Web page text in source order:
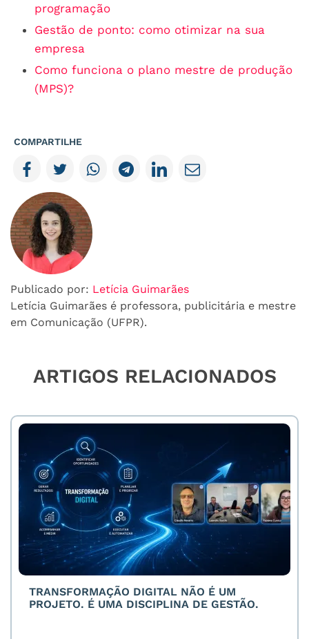
programação
Gestão de ponto: como otimizar na sua
empresa
Como funciona o plano mestre de produção
(MPS)?
COMPARTILHE
Publicado por: Letícia Guimarães
Letícia Guimarães é professora, publicitária e mestre
em Comunicação (UFPR).
ARTIGOS RELACIONADOS
TRANSFORMAÇÃO DIGITAL NÃO É UM
PROJETO. É UMA DISCIPLINA DE GESTÃO.